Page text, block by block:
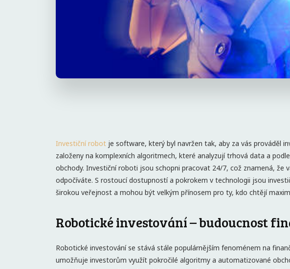
Investiční robot je software, který byl navržen tak, aby za vás prováděl
založeny na komplexních algoritmech, které analyzují trhová data a
obchody. Investiční roboti jsou schopni pracovat 24/7, což znamená, že
odpočíváte. S rostoucí dostupností a pokrokem v technologii jsou
širokou veřejnost a mohou být velkým přínosem pro ty, kdo chtějí
Robotické investování – budoucnost
Robotické investování se stává stále populárnějším fenoménem na
umožňuje investorům využít pokročilé algoritmy a automatizované